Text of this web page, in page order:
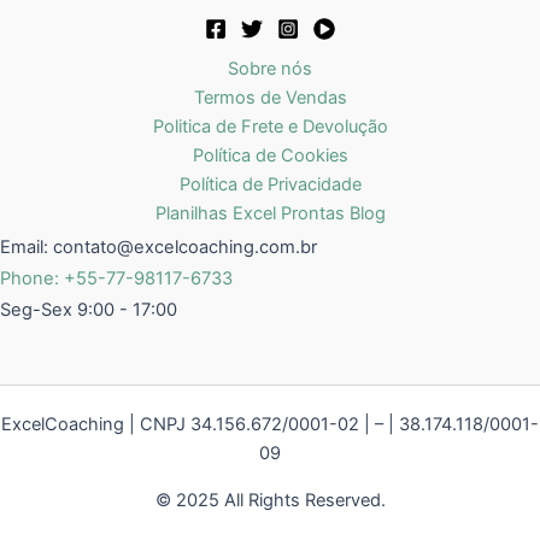
Sobre nós
Termos de Vendas
Politica de Frete e Devolução
Política de Cookies
Política de Privacidade
Planilhas Excel Prontas Blog
Email: contato@excelcoaching.com.br
Phone: +55-77-98117-6733
Seg-Sex 9:00 - 17:00
ExcelCoaching | CNPJ 34.156.672/0001-02 | – | 38.174.118/0001-
09
© 2025 All Rights Reserved.